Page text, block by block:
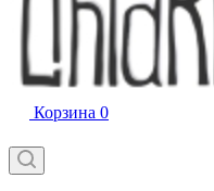
Корзина 0